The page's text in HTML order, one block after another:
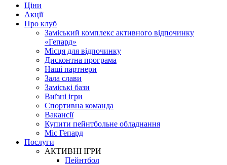
Ціни
Акції
Про клуб
Заміський комплекс активного відпочинку
«Гепард»
Місця для відпочинку
Дисконтна програма
Наші партнери
Зала слави
Заміські бази
Виїзні ігри
Спортивна команда
Вакансії
Купити пейнтбольне обладнання
Міс Гепард
Послуги
АКТИВНІ ІГРИ
Пейнтбол